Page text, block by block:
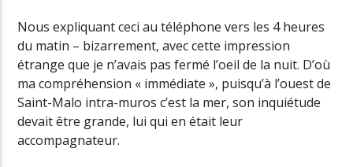
Nous expliquant ceci au téléphone vers les 4 heures
du matin – bizarrement, avec cette impression
étrange que je n’avais pas fermé l’oeil de la nuit. D’où
ma compréhension « immédiate », puisqu’à l’ouest de
Saint-Malo intra-muros c’est la mer, son inquiétude
devait être grande, lui qui en était leur
accompagnateur.